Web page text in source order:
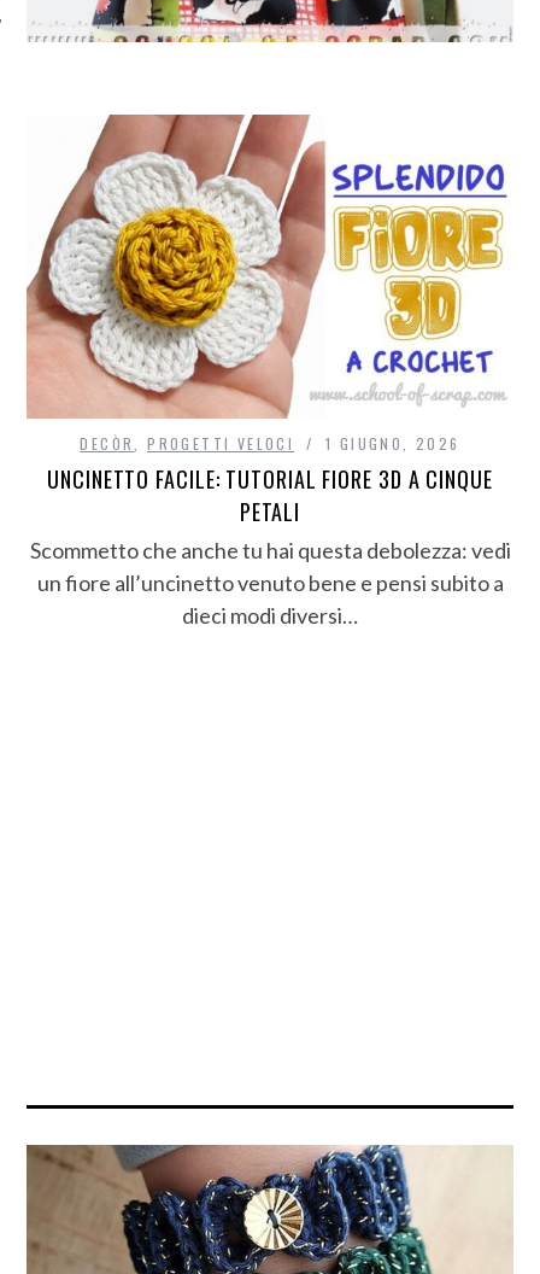
DECÒR ,PROGETTI VELOCI 1 GIUGNO, 2026
UNCINETTO FACILE: TUTORIAL FIORE 3D A CINQUE
PETALI
Scommetto che anche tu hai questa debolezza: vedi
un fiore all’uncinetto venuto bene e pensi subito a
dieci modi diversi…